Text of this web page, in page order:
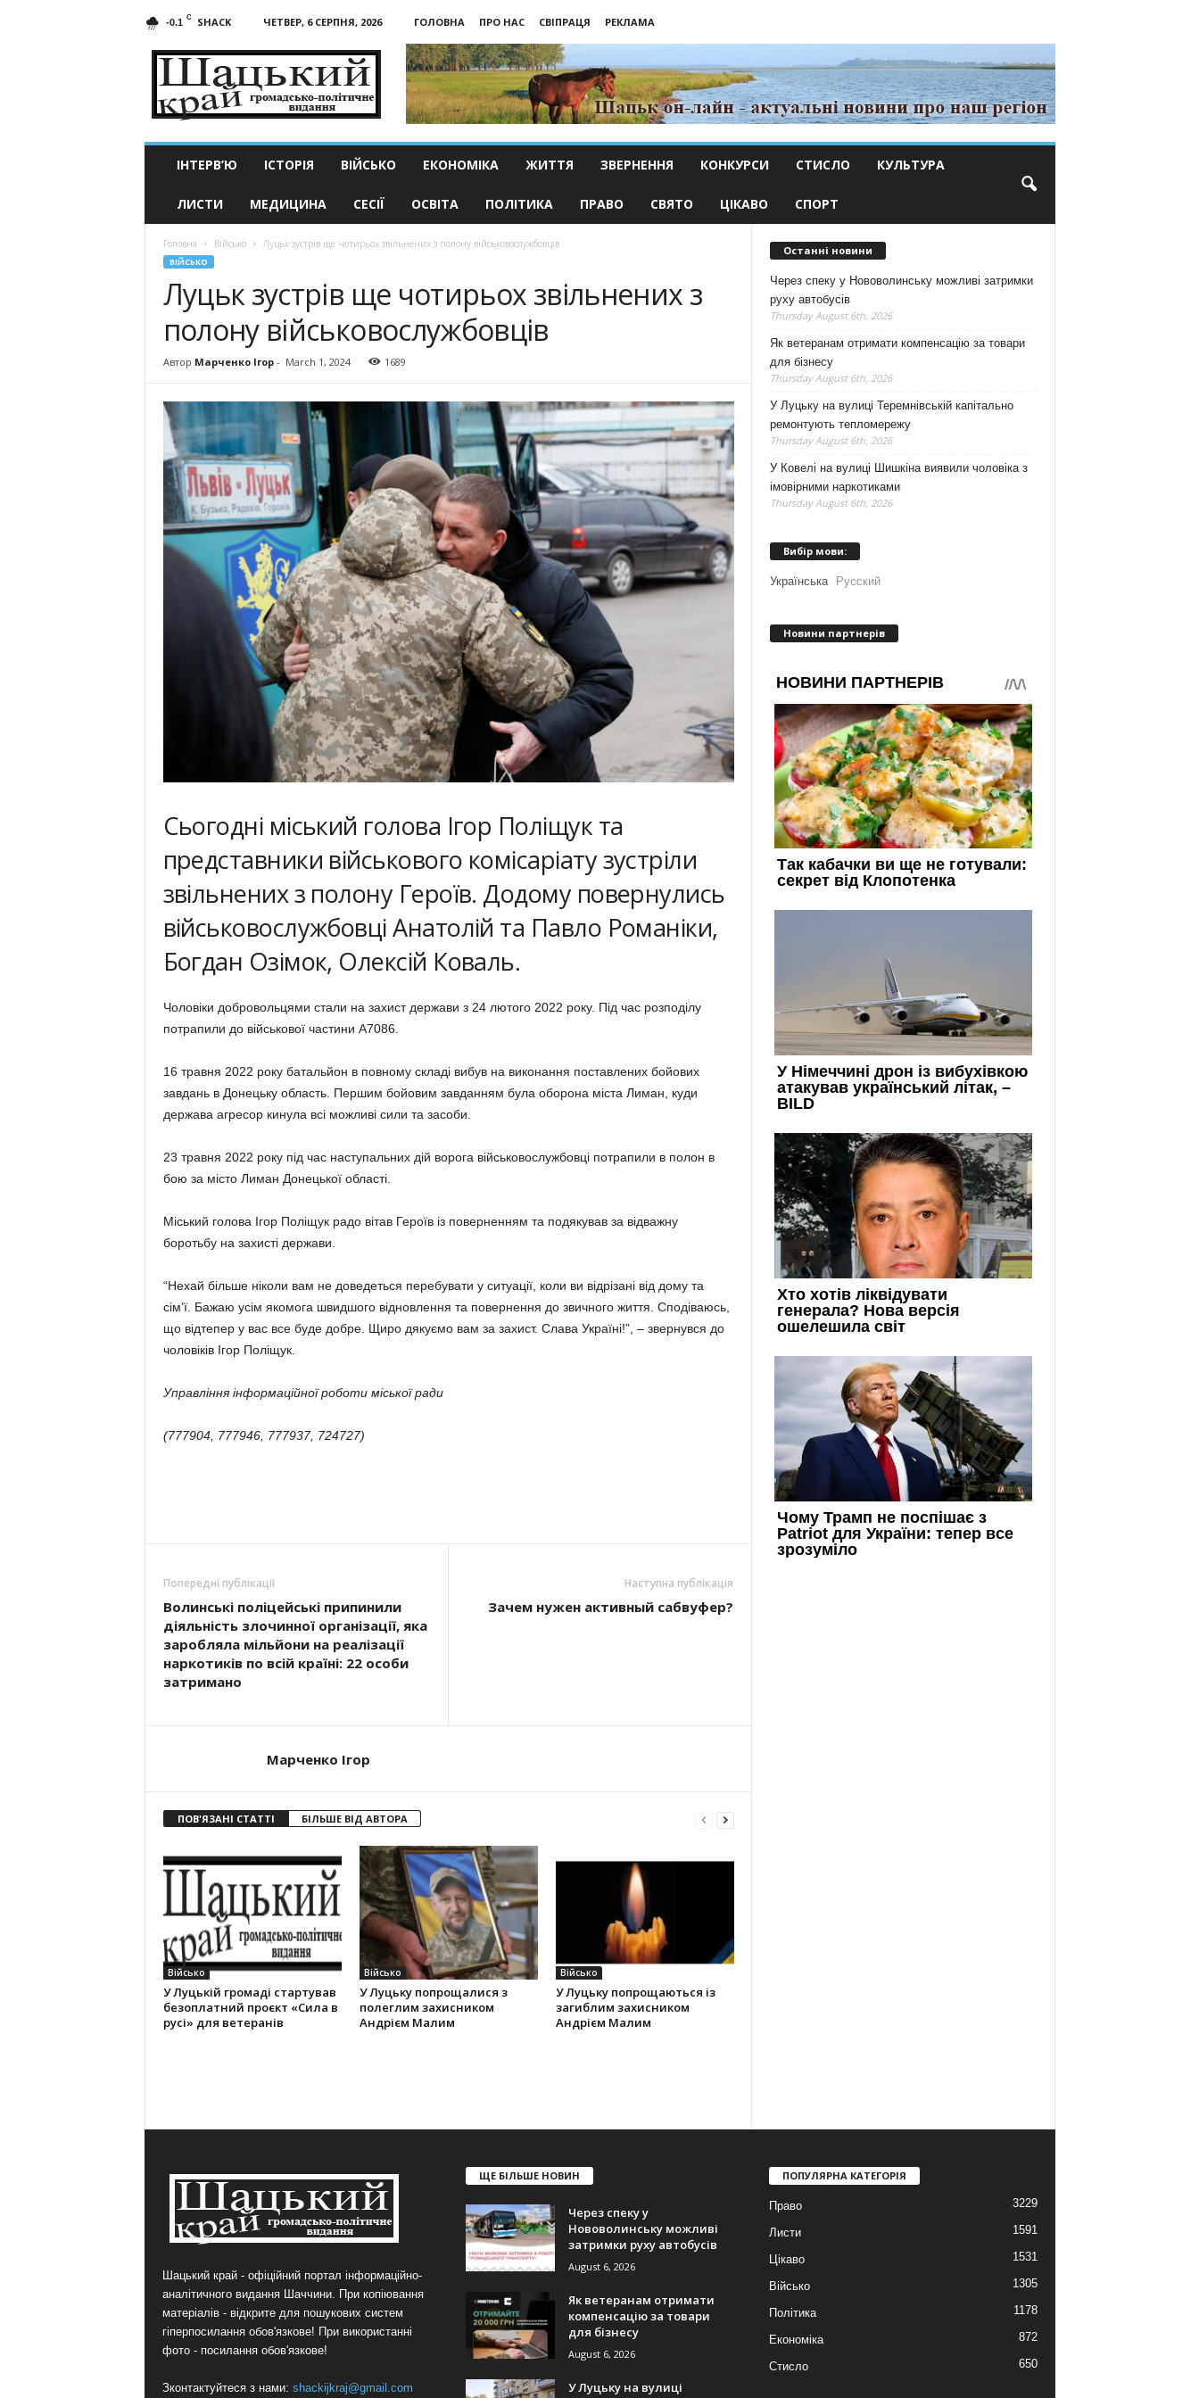
-0.1 C SHACK ЧЕТВЕР, 6 СЕРПНЯ, 2026 ГОЛОВНА ПРО НАС СВІПРАЦЯ
РЕКЛАМА
край
ІНТЕРВ’Ю ІСТОРІЯ ВІЙСЬКО ЕКОНОМІКА ЖИТТЯ ЗВЕРНЕННЯ КОНКУРСИ СТИСЛО КУЛЬТУРА
ЛИСТИ МЕДИЦИНА СЕСІЇ ОСВІТА ПОЛІТИКА ПРАВО СВЯТО ЦІКАВО СПОРТ
Головна Військо Луцьк зустрів ще чотирьох звільнених з полону військовослужбовців
ВІЙСЬКО
Луцьк зустрів ще чотирьох звільнених з
полону військовослужбовців
Автор Марченко Ігор- March 1, 2024 1689
Сьогодні міський голова Ігор Поліщук та
представники військового комісаріату зустріли
звільнених з полону Героїв. Додому повернулись
військовослужбовці Анатолій та Павло Романіки,
Богдан Озімок, Олексій Коваль.
Чоловіки добровольцями стали на захист держави з 24 лютого 2022 року. Під час розподілу
потрапили до військової частини А7086.
16 травня 2022 року батальйон в повному складі вибув на виконання поставлених бойових
завдань в Донецьку область. Першим бойовим завданням була оборона міста Лиман, куди
держава агресор кинула всі можливі сили та засоби.
23 травня 2022 року під час наступальних дій ворога військовослужбовці потрапили в полон в
бою за місто Лиман Донецької області.
Міський голова Ігор Поліщук радо вітав Героїв із поверненням та подякував за відважну
боротьбу на захисті держави.
“Нехай більше ніколи вам не доведеться перебувати у ситуації, коли ви відрізані від дому та
сім’ї. Бажаю усім якомога швидшого відновлення та повернення до звичного життя. Сподіваюсь,
що відтепер у вас все буде добре. Щиро дякуємо вам за захист. Слава Україні!”, – звернувся до
чоловіків Ігор Поліщук.
Управління інформаційної роботи міської ради
(777904, 777946, 777937, 724727)
Попередні публікації
Волинські поліцейські припинили
діяльність злочинної організації, яка
заробляла мільйони на реалізації
наркотиків по всій країні: 22 особи
затримано
Наступна публікація
Зачем нужен активный сабвуфер?
Марченко Ігор
ПОВ'ЯЗАНІ СТАТТІ БІЛЬШЕ ВІД АВТОРА
Військо
У Луцькій громаді стартував
безоплатний проєкт «Сила в
русі» для ветеранів
Військо
У Луцьку попрощалися з
полеглим захисником
Андрієм Малим
Військо
У Луцьку попрощаються із
загиблим захисником
Андрієм Малим
Останні новини
Через спеку у Нововолинську можливі затримки
руху автобусів
Thursday August 6th, 2026
Як ветеранам отримати компенсацію за товари
для бізнесу
Thursday August 6th, 2026
У Луцьку на вулиці Теремнівській капітально
ремонтують тепломережу
Thursday August 6th, 2026
У Ковелі на вулиці Шишкіна виявили чоловіка з
імовірними наркотиками
Thursday August 6th, 2026
Вибір мови:
Українська Русский
Новини партнерів
Шацький край - офіційний портал інформаційно-
аналітичного видання Шаччини. При копіювання
матеріалів - відкрите для пошукових систем
гіперпосилання обов'язкове! При використанні
фото - посилання обов'язкове!
Зконтактуйтеся з нами: shackijkraj@gmail.com
ЩЕ БІЛЬШЕ НОВИН
Через спеку у
Нововолинську можливі
затримки руху автобусів
August 6, 2026
Як ветеранам отримати
компенсацію за товари
для бізнесу
August 6, 2026
У Луцьку на вулиці
ПОПУЛЯРНА КАТЕГОРІЯ
Право 3229
Листи 1591
Цікаво 1531
Військо 1305
Політика 1178
Економіка 872
Стисло 650